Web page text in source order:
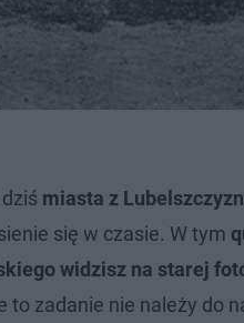
miasta z
się w czasie. W tym
widzisz na starej
zadanie nie należy do